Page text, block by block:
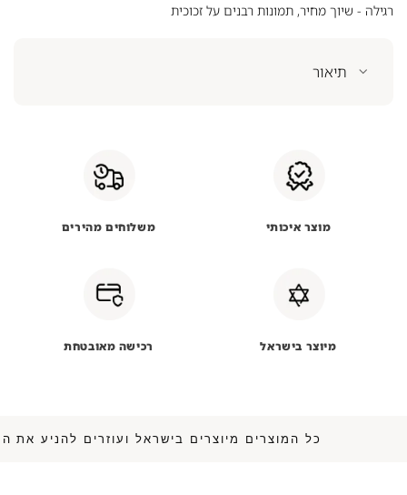
רגילה - שיוך מחיר, תמונות רבנים על זכוכית
תיאור
מוצר איכותי משלוחים מהירים
מיוצר בישראל רכישה מאובטחת
כל המוצרים מיוצרים בישראל ועוזרים